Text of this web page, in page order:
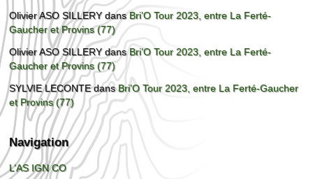
Olivier ASO SILLERYdansBri’O Tour 2023, entre La Ferté-
Gaucher et Provins (77)
Olivier ASO SILLERYdansBri’O Tour 2023, entre La Ferté-
Gaucher et Provins (77)
SYLVIE LECONTEdansBri’O Tour 2023, entre La Ferté-Gaucher
et Provins (77)
Navigation
L’AS IGN CO